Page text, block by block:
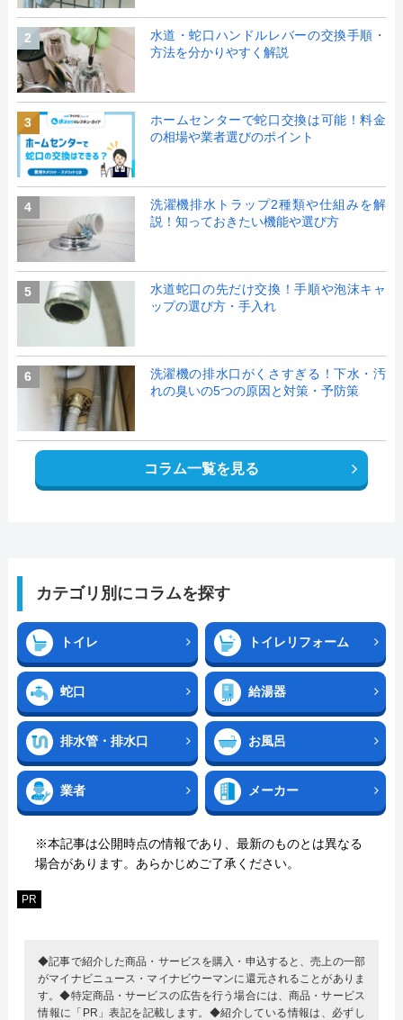
2
水道・蛇口ハンドルレバーの交換手順・
方法を分かりやすく解説
3
ホームセンターで蛇口交換は可能！料金
の相場や業者選びのポイント
4
洗濯機排水トラップ2種類や仕組みを解
説！知っておきたい機能や選び方
5
水道蛇口の先だけ交換！手順や泡沫キャ
ップの選び方・手入れ
6
洗濯機の排水口がくさすぎる！下水・汚
れの臭いの5つの原因と対策・予防策
コラム一覧を見る
カテゴリ別にコラムを探す
トイレ トイレリフォーム
蛇口 給湯器
排水管・排水口 お風呂
業者 メーカー
※本記事は公開時点の情報であり、最新のものとは異なる
場合があります。あらかじめご了承ください。
PR
◆記事で紹介した商品・サービスを購入・申込すると、売上の一部
がマイナビニュース・マイナビウーマンに還元されることがありま
す。◆特定商品・サービスの広告を行う場合には、商品・サービス
情報に「PR」表記を記載します。◆紹介している情報は、必ずし